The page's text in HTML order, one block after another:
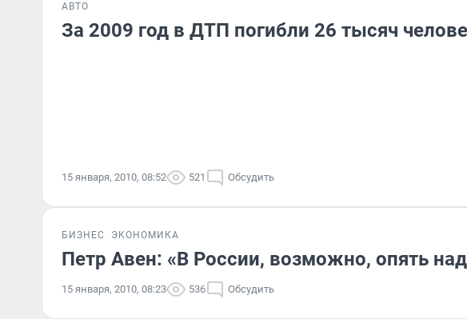
АВТО
За 2009 год в ДТП погибли 26 тысяч
15 января, 2010, 08:52 521 Обсудить
БИЗНЕС ЭКОНОМИКА
Петр Авен: «В России, возможно, опять
15 января, 2010, 08:23 536 Обсудить